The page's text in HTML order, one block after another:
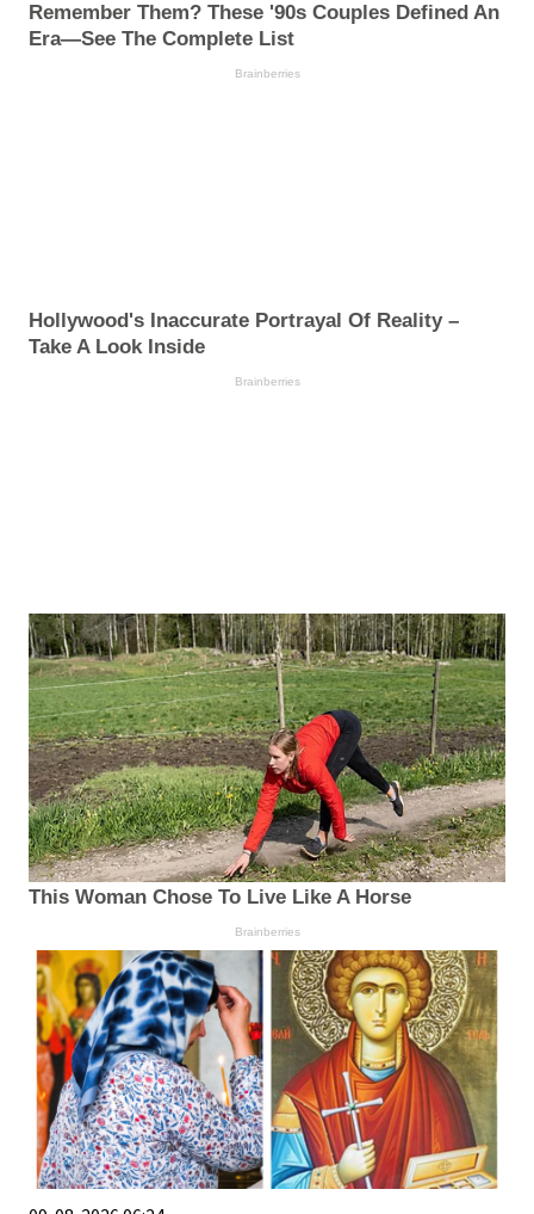
Remember Them? These '90s Couples Defined An
Era—See The Complete List
Brainberries
Hollywood's Inaccurate Portrayal Of Reality –
Take A Look Inside
Brainberries
This Woman Chose To Live Like A Horse
Brainberries